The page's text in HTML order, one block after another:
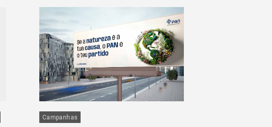
Campanhas